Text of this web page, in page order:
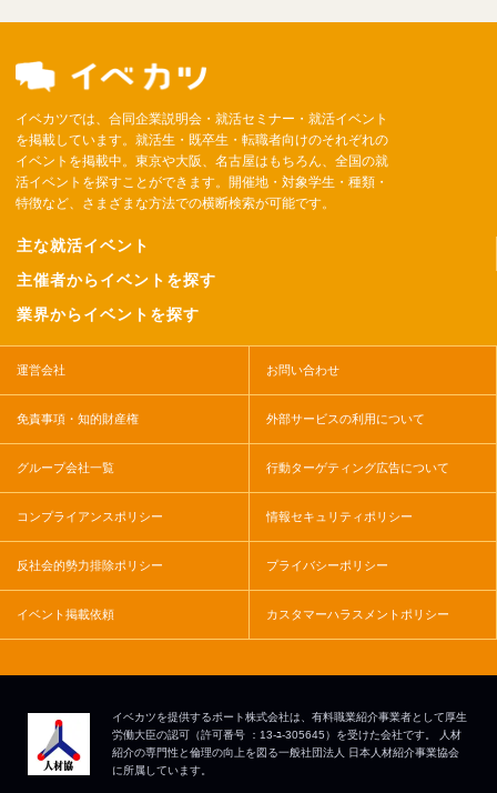
イベカツでは、合同企業説明会・就活セミナー・就活イベント
を掲載しています。就活生・既卒生・転職者向けのそれぞれの
イベントを掲載中。東京や大阪、名古屋はもちろん、全国の就
活イベントを探すことができます。開催地・対象学生・種類・
特徴など、さまざまな方法での横断検索が可能です。
主な就活イベント
主催者からイベントを探す
業界からイベントを探す
運営会社 お問い合わせ
免責事項・知的財産権 外部サービスの利用について
グループ会社一覧 行動ターゲティング広告について
コンプライアンスポリシー 情報セキュリティポリシー
反社会的勢力排除ポリシー プライバシーポリシー
イベント掲載依頼 カスタマーハラスメントポリシー